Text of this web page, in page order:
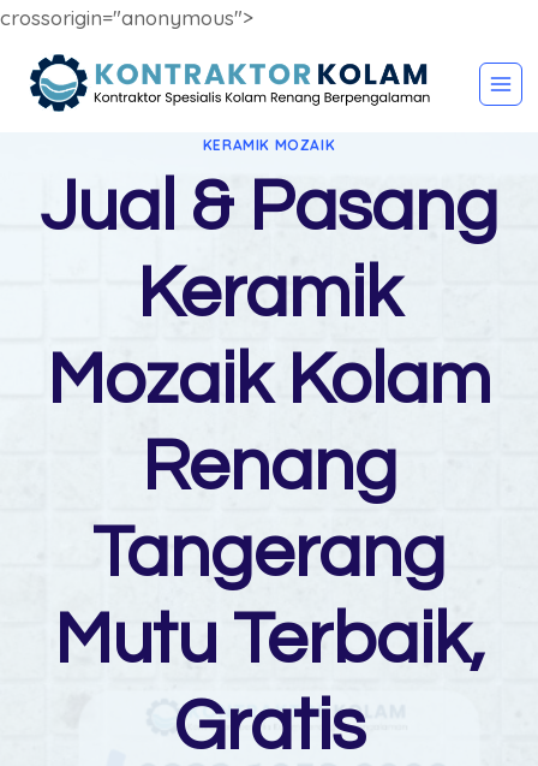
crossorigin="anonymous">
KERAMIK MOZAIK
Jual & Pasang
Keramik
Mozaik Kolam
Renang
Tangerang
Mutu Terbaik,
Gratis